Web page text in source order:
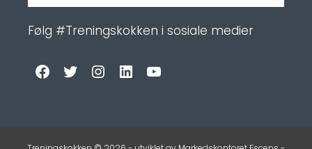
etter:
Følg #Treningskokken i sosiale medier
Facebook
TwitterInstagram
LinkedInYouTube